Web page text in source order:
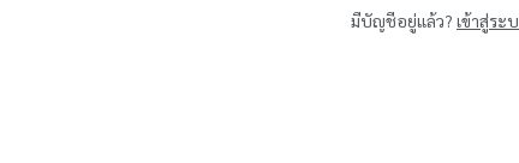
มีบัญชีอยู่แล้ว? เข้าสู่ระ